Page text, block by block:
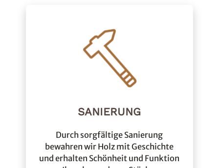
SANIERUNG
Durch sorgfältige Sanierung
bewahren wir Holz mit Geschichte
und erhalten Schönheit und Funktion